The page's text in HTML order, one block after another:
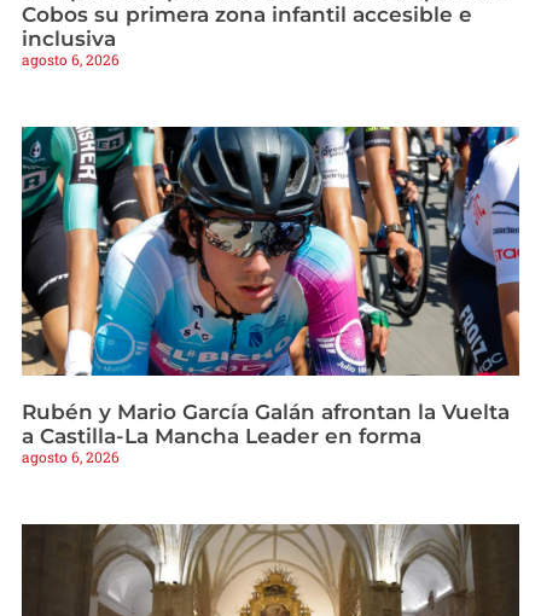
Cobos su primera zona infantil accesible e
inclusiva
agosto 6, 2026
Rubén y Mario García Galán afrontan la Vuelta
a Castilla-La Mancha Leader en forma
agosto 6, 2026